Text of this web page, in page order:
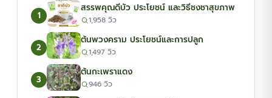
1
สรรพคุณดีบัว ประโยชน์ และวิธีชงชาสุขภาพ
1,958 วิว
2
ต้นพวงคราม ประโยชน์และการปลูก
1,497 วิว
3
ต้นกะเพราแดง
946 วิว